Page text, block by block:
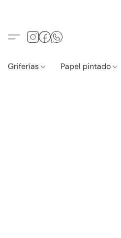
Griferías Papel pintado